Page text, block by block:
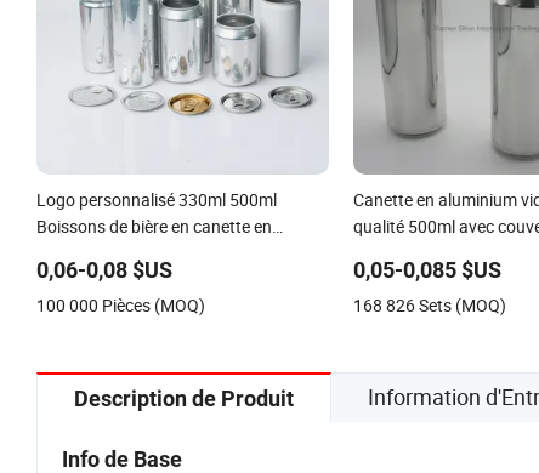
Logo personnalisé 330ml 500ml
Boissons de bière en canette en
facile
0,06-0,08 $US
100 000 Pièces (MOQ)
Canette en aluminium
qualité 500ml avec
boissons gazeuses
0,05-0,085 $US
168 826 Sets (MOQ)
Description de Produit Information
Info de Base